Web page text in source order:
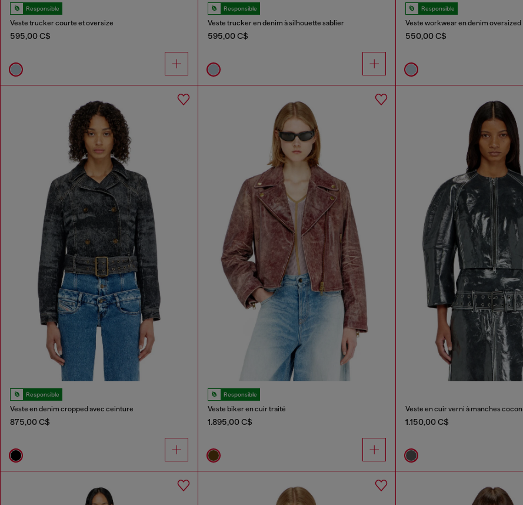
Responsible
Veste trucker courte et oversize
595,00 C$
Responsible
Veste trucker en denim à silhouette sablier
595,00 C$
Responsible
Veste workwear en denim oversized
550,00 C$
Responsible
Veste en denim cropped avec ceinture
875,00 C$
Responsible
Veste biker en cuir traité
1.895,00 C$
Veste en cuir verni à manches cocon
1.150,00 C$